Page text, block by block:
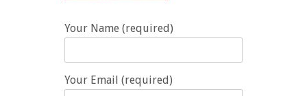
Your Name (required)
Your Email (required)